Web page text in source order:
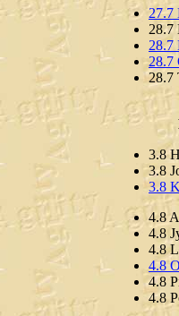
27.7
28.7
28.7
28.7
3.8
3.8
3.8
4.8
4.8
4.8
4.8
4.8
4.8